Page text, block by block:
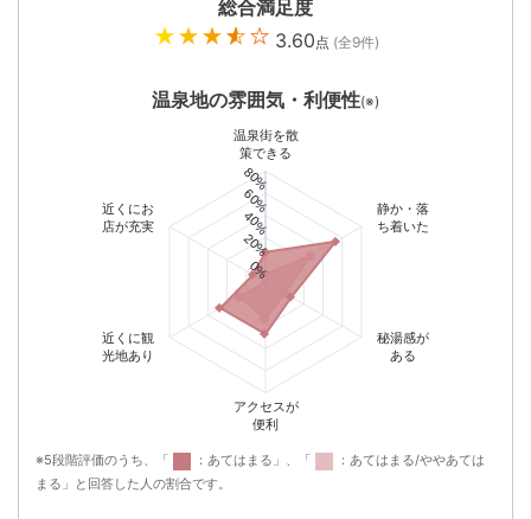
総合満足度
3.60点 (全9件)
温泉地の雰囲気・利便性(※)
0%
20%
40%
60%
80%
温泉街を散
策できる
静か・落
ち着いた
秘湯感が
ある
アクセスが
便利
近くに観
光地あり
近くにお
店が充実
※5段階評価のうち、「 ：あてはまる」、「
：あてはまる/ややあては
まる」と回答した人の割合です。